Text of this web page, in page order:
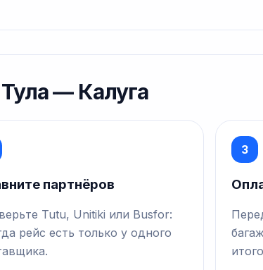
— Калуга
партнёров
Tutu, Unitiki или Busfor:
рейс есть только у одного
3